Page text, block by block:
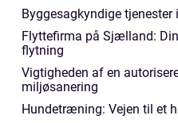
Byggesagkyndige tjenester
Flyttefirma på Sjælland:
flytning
Vigtigheden af en
miljøsanering
Hundetræning: Vejen til et